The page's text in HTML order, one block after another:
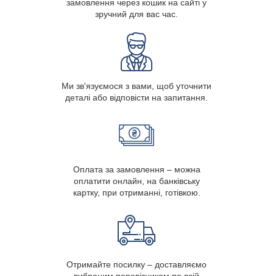
замовлення через кошик на сайті у
зручний для вас час.
Ми зв'язуємося з вами, щоб уточнити
деталі або відповісти на запитання.
Оплата за замовлення – можна
оплатити онлайн, на банківську
картку, при отриманні, готівкою.
Отримайте посилку – доставляємо